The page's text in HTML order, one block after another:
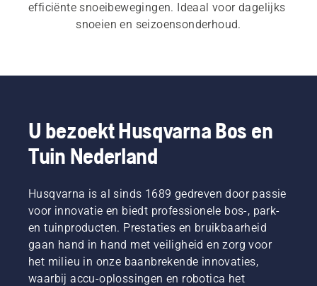
efficiënte snoeibewegingen. Ideaal voor dagelijks
snoeien en seizoensonderhoud.
U bezoekt Husqvarna Bos en
Tuin Nederland
Husqvarna is al sinds 1689 gedreven door passie
voor innovatie en biedt professionele bos-, park-
en tuinproducten. Prestaties en bruikbaarheid
gaan hand in hand met veiligheid en zorg voor
het milieu in onze baanbrekende innovaties,
waarbij accu-oplossingen en robotica het